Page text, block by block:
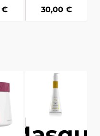
€ 30,00 €